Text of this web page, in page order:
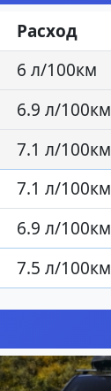
Расход
6 л/100км
6.9 л/100км
7.1 л/100км
7.1 л/100км
6.9 л/100км
7.5 л/100км